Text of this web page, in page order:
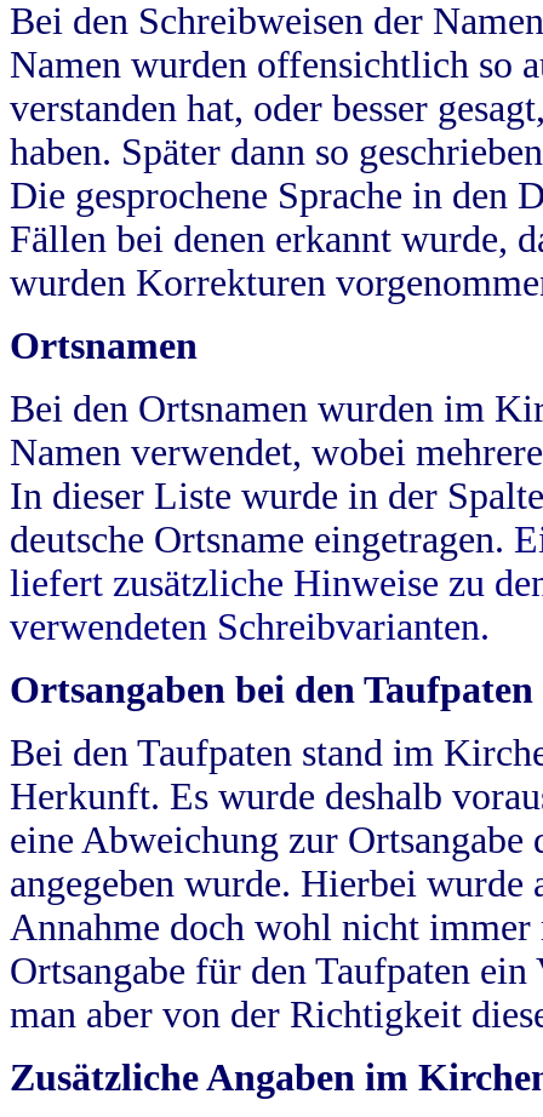
Bei den Schreibweisen der
Namen wurden offensichtlich so
verstanden hat, oder besser
haben. Später dann so
Die gesprochene Sprache in
Fällen bei denen erkannt wurde,
wurden Korrekturen
Ortsnamen
Bei den Ortsnamen wurden im
Namen verwendet, wobei
In dieser Liste wurde in der
deutsche Ortsname eingetragen.
liefert zusätzliche Hinweise zu
verwendeten Schreibvarianten.
Ortsangaben bei den Taufpaten
Bei den Taufpaten stand im
Herkunft. Es wurde deshalb
eine Abweichung zur
angegeben wurde. Hierbei wurde
Annahme doch wohl nicht
Ortsangabe für den Taufpaten
man aber von der Richtigkeit
Zusätzliche Angaben im